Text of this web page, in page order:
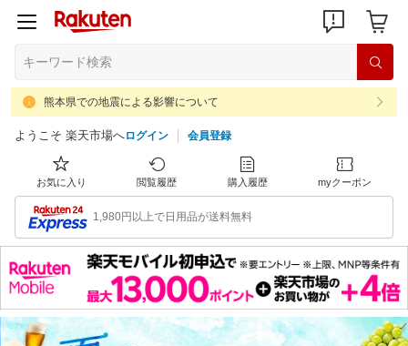
熊本県での地震による影響について
ようこそ 楽天市場へログイン 会員登録
お気に入り 閲覧履歴 購入履歴 myクーポン
1,980円以上で日用品が送料無料